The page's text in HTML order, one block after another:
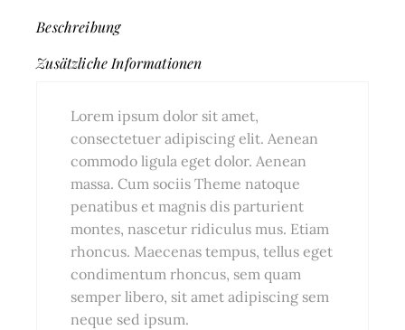
Beschreibung
Zusätzliche Informationen
Lorem ipsum dolor sit amet,
consectetuer adipiscing elit. Aenean
commodo ligula eget dolor. Aenean
massa. Cum sociis Theme natoque
penatibus et magnis dis parturient
montes, nascetur ridiculus mus. Etiam
rhoncus. Maecenas tempus, tellus eget
condimentum rhoncus, sem quam
semper libero, sit amet adipiscing sem
neque sed ipsum.